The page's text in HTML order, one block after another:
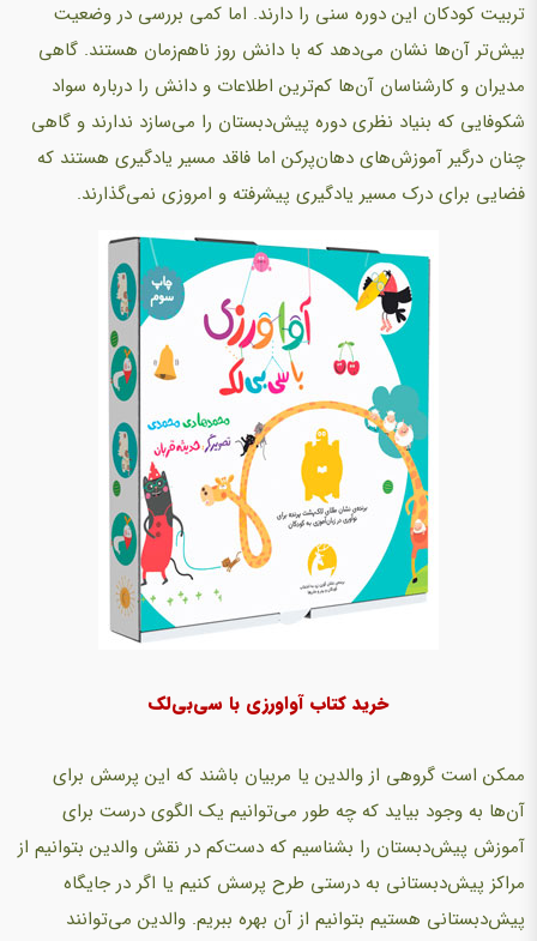
تربیت کودکان این دوره سنی را دارند. اما کمی بررسی در وضعیت
بیش‌تر آن‌ها نشان می‌دهد که با دانش روز ناهم‌زمان هستند. گاهی
مدیران و کارشناسان آن‌ها کم‌ترین اطلاعات و دانش را درباره سواد
شکوفایی که بنیاد نظری دوره پیش‌دبستان را می‌سازد ندارند و گاهی
چنان درگیر آموزش‌های دهان‌پرکن اما فاقد مسیر یادگیری هستند که
فضایی برای درک مسیر یادگیری پیشرفته و امروزی نمی‌گذارند.
خرید کتاب آواورزی با سی‌بی‌لک
ممکن است گروهی از والدین یا مربیان باشند که این پرسش برای
آن‌ها به وجود بیاید که چه طور می‌توانیم یک الگوی درست برای
آموزش پیش‌دبستان را بشناسیم که دست‌کم در نقش والدین بتوانیم از
مراکز پیش‌دبستانی به درستی طرح پرسش کنیم یا اگر در جایگاه
پیش‌دبستانی هستیم بتوانیم از آن بهره ببریم. والدین می‌توانند